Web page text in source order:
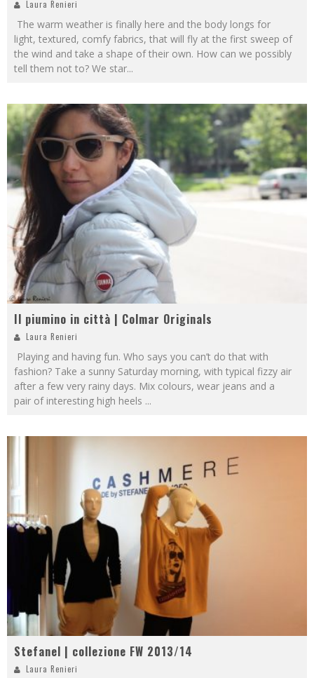
Laura Renieri
The warm weather is finally here and the body longs for
light, textured, comfy fabrics, that will fly at the first sweep of
the wind and take a shape of their own. How can we possibly
tell them not to? We star...
Il piumino in città | Colmar Originals
Laura Renieri
Playing and having fun. Who says you can’t do that with
fashion? Take a sunny Saturday morning, with typical fizzy air
after a few very rainy days. Mix colours, wear jeans and a
pair of interesting high heels ...
Stefanel | collezione FW 2013/14
Laura Renieri